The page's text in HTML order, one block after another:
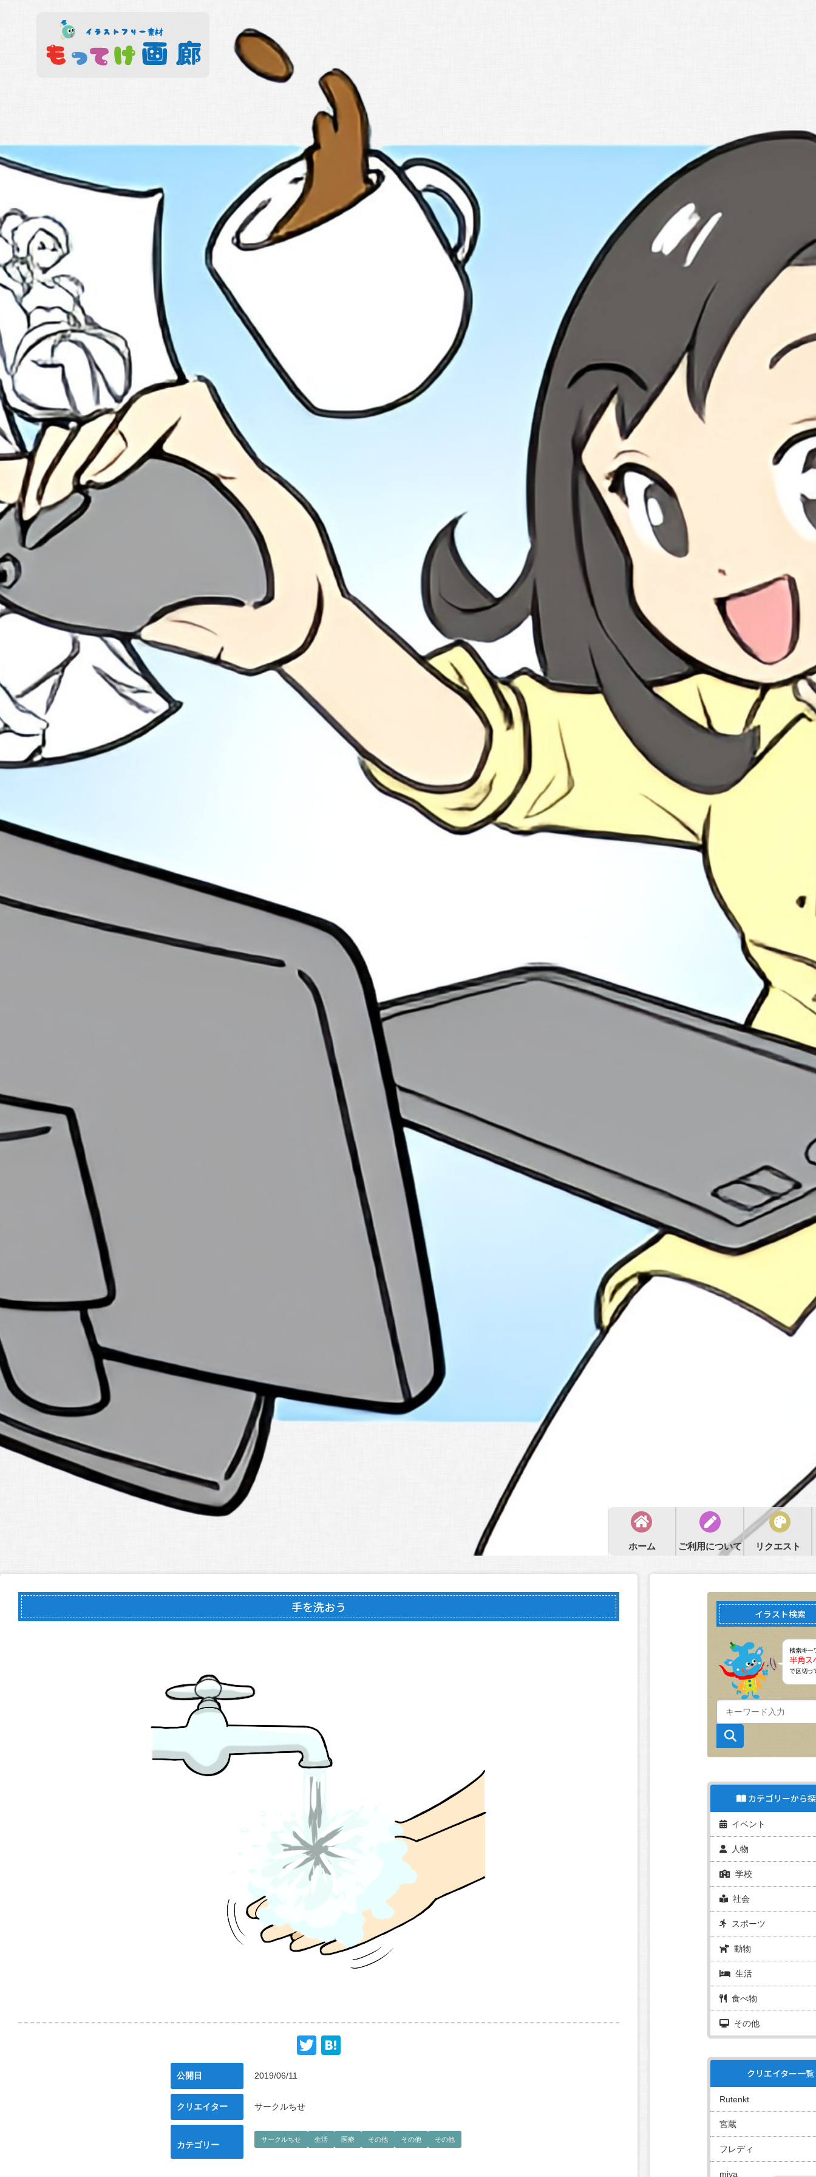
ホーム ご利用について リクエスト
手を洗おう
Twitter
公開日 2019/06/11
クリエイター サークルちせ
カテゴリー
サークルちせ 生活 医療 その他 その他 その他
イラスト検索
カテゴリーから
イベント
人物
学校
社会
スポーツ
動物
生活
食べ物
その他
クリエイター一覧
Rutenkt
宮蔵
フレディ
miya